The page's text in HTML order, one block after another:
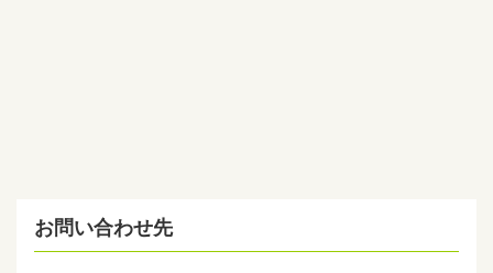
お問い合わせ先